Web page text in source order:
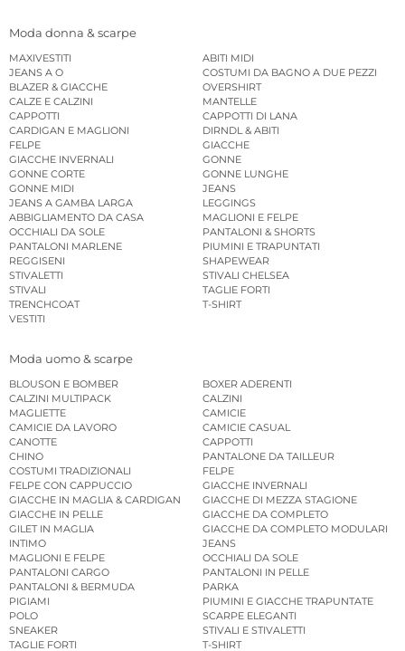
Moda donna & scarpe
MAXIVESTITI
ABITI MIDI
JEANS A O
COSTUMI DA BAGNO A DUE PEZZI
BLAZER & GIACCHE
OVERSHIRT
CALZE E CALZINI
MANTELLE
CAPPOTTI
CAPPOTTI DI LANA
CARDIGAN E MAGLIONI
DIRNDL & ABITI
FELPE
GIACCHE
GIACCHE INVERNALI
GONNE
GONNE CORTE
GONNE LUNGHE
GONNE MIDI
JEANS
JEANS A GAMBA LARGA
LEGGINGS
ABBIGLIAMENTO DA CASA
MAGLIONI E FELPE
OCCHIALI DA SOLE
PANTALONI & SHORTS
PANTALONI MARLENE
PIUMINI E TRAPUNTATI
REGGISENI
SHAPEWEAR
STIVALETTI
STIVALI CHELSEA
STIVALI
TAGLIE FORTI
TRENCHCOAT
T-SHIRT
VESTITI
Moda uomo & scarpe
BLOUSON E BOMBER
BOXER ADERENTI
CALZINI MULTIPACK
CALZINI
MAGLIETTE
CAMICIE
CAMICIE DA LAVORO
CAMICIE CASUAL
CANOTTE
CAPPOTTI
CHINO
PANTALONE DA TAILLEUR
COSTUMI TRADIZIONALI
FELPE
FELPE CON CAPPUCCIO
GIACCHE INVERNALI
GIACCHE IN MAGLIA & CARDIGAN
GIACCHE DI MEZZA STAGIONE
GIACCHE IN PELLE
GIACCHE DA COMPLETO
GILET IN MAGLIA
GIACCHE DA COMPLETO MODULARI
INTIMO
JEANS
MAGLIONI E FELPE
OCCHIALI DA SOLE
PANTALONI CARGO
PANTALONI IN PELLE
PANTALONI & BERMUDA
PARKA
PIGIAMI
PIUMINI E GIACCHE TRAPUNTATE
POLO
SCARPE ELEGANTI
SNEAKER
STIVALI E STIVALETTI
TAGLIE FORTI
T-SHIRT